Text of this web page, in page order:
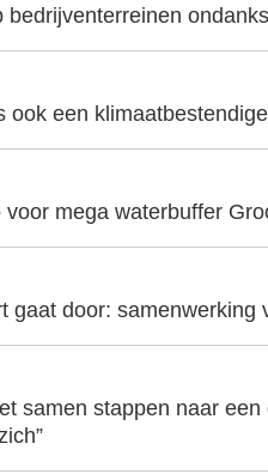
bedrijventerreinen
ook een
voor mega waterbuffer
gaat door: samenwerking
samen stappen naar